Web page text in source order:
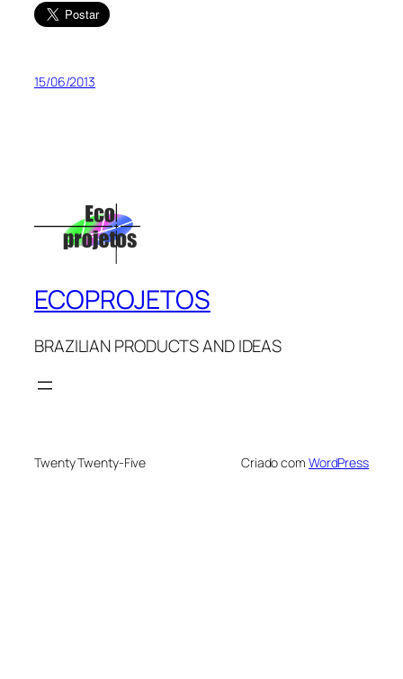
15/06/2013
ECOPROJETOS
BRAZILIAN PRODUCTS AND IDEAS
Twenty Twenty-Five Criado com WordPress